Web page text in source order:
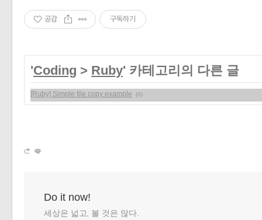
공감 구독하기
'Coding > Ruby' 카테고리의 다른 글
[Ruby] Simple file copy example (0)
Do it now!
세상은 넓고, 볼 것은 많다.